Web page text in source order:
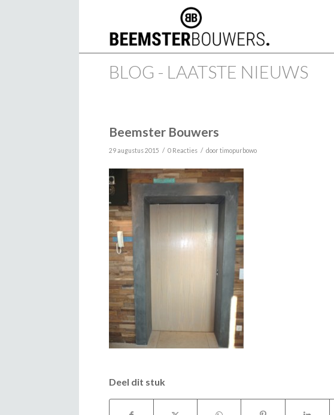
BLOG - LAATSTE NIEUWS
Beemster Bouwers
29 augustus 2015 / 0 Reacties / door timopurbowo
Deel dit stuk